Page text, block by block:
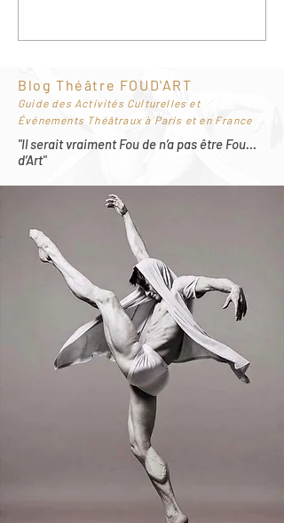
Blog Théâtre FOUD'ART
Guide des Activités Culturelles et
Événements Théâtraux à Paris et en France
"Il serait vraiment Fou de n’a pas être Fou…
d’Art"